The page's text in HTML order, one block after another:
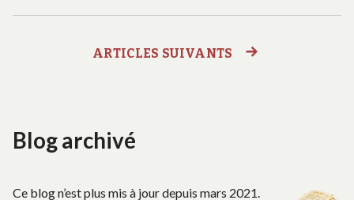
articles
ARTICLES SUIVANTS
Blog archivé
Ce blog n’est plus mis à jour depuis mars 2021.